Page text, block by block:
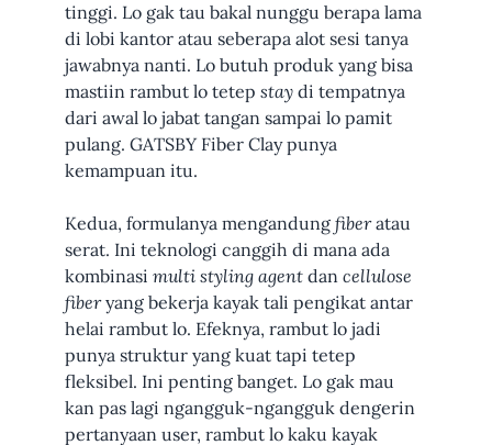
tinggi. Lo gak tau bakal nunggu berapa lama
di lobi kantor atau seberapa alot sesi tanya
jawabnya nanti. Lo butuh produk yang bisa
mastiin rambut lo tetep staydi tempatnya
dari awal lo jabat tangan sampai lo pamit
pulang. GATSBY Fiber Clay punya
kemampuan itu.
Kedua, formulanya mengandung fiberatau
serat. Ini teknologi canggih di mana ada
kombinasi multi styling agentdan cellulose
fiberyang bekerja kayak tali pengikat antar
helai rambut lo. Efeknya, rambut lo jadi
punya struktur yang kuat tapi tetep
fleksibel. Ini penting banget. Lo gak mau
kan pas lagi ngangguk-ngangguk dengerin
pertanyaan user, rambut lo kaku kayak